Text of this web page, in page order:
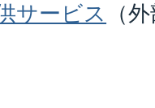
サービス
（